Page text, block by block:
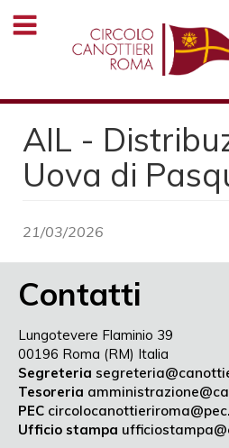
Salta
AIL -
Uova di
21/03/2026
Contatti
Lungotevere Flaminio 39
00196 Roma (RM) Italia
Segreteria
Tesoreria
PEC
Ufficio stampa